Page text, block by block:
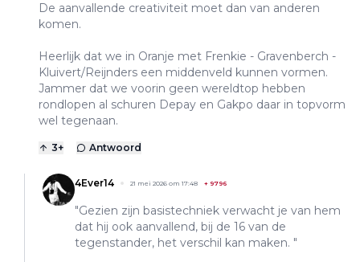
De aanvallende creativiteit moet dan van anderen
komen.
Heerlijk dat we in Oranje met Frenkie - Gravenberch -
Kluivert/Reijnders een middenveld kunnen vormen.
Jammer dat we voorin geen wereldtop hebben
rondlopen al schuren Depay en Gakpo daar in topvorm
wel tegenaan.
3+ Antwoord
4Ever14 21 mei 2026 om 17:48 + 9796
"Gezien zijn basistechniek verwacht je van hem
dat hij ook aanvallend, bij de 16 van de
tegenstander, het verschil kan maken. "